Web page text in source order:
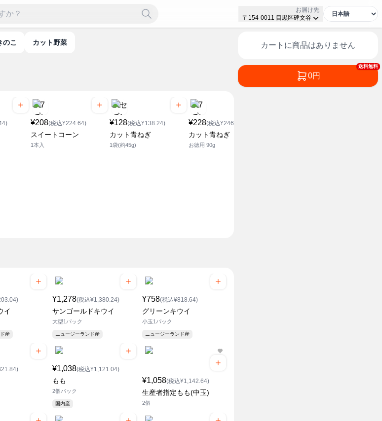
お届け先
〒154-0011 目黒区碑文谷
のこ カット野菜
¥208(税込¥224.64)
スイートコーン
1本入
¥128(税込¥138.24)
カット青ねぎ
1袋(約45g)
¥228(税込¥246.24)
カット青ねぎ
お徳用 90g
イ
ド産
¥1,278(税込¥1,380.24)
サンゴールドキウイ
大型1パック
ニュージーランド産
¥758(税込¥818.64)
グリーンキウイ
小玉1パック
ニュージーランド産
¥1,038(税込¥1,121.04)
もも
2個パック
国内産
¥1,058(税込¥1,142.64)
生産者指定もも(中玉)
2個
カートに商品はありません
送料無料
0円